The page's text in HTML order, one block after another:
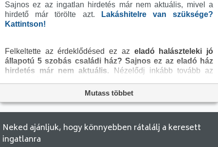
Fűtés:
Gáz (cirko)
Bútorozottság:
Tájolás:
D
Kilátás:
Kertre néző
Van
Energiatanúsítvány:
nincs megadva
Villany:
Sajnos ez az ingatlan hirdetés már nem aktuális, mivel a
hirdető már törölte azt.
Lakáshitelre van szüksége?
Kattintson!
Felkeltette az érdeklődésed ez az eladó halászteleki jó
állapotú 5 szobás családi ház? Sajnos ez az eladó ház
hirdetés már nem aktuális. Nézelődj inkább tovább az
eladó ingatlanokoldalra, hátha még ma
Mutass többet
Neked ajánljuk, hogy könnyebben rátalálj a keresett
ingatlanra